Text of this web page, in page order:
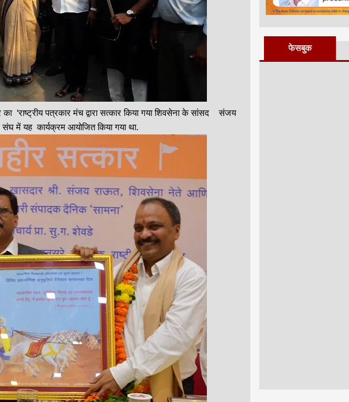
‘राष्ट्रीय पत्रकार मंच द्वारा सत्कार किया गया शिवसेना के सांसद संजय
में यह कार्यक्रम आयोजित किया गया था.
फेसबुक